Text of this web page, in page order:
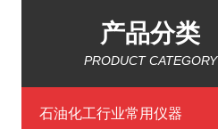
产品分类
PRODUCT CATEGORY
石油化工行业常用仪器